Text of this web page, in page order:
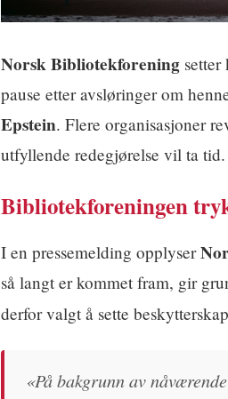
Norsk Bibliotekforening setter
pause etter avsløringer om
Epstein. Flere organisasjoner
utfyllende redegjørelse vil ta tid.
Bibliotekforeningen
I en pressemelding opplyser
så langt er kommet fram, gir
derfor valgt å sette
«På bakgrunn av